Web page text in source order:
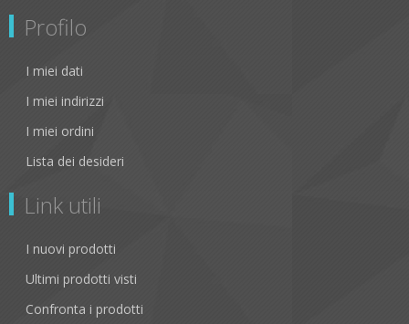
Profilo
I miei dati
I miei indirizzi
I miei ordini
Lista dei desideri
Link utili
I nuovi prodotti
Ultimi prodotti visti
Confronta i prodotti